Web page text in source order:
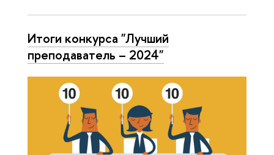
Итоги конкурса "Лучший
преподаватель – 2024"